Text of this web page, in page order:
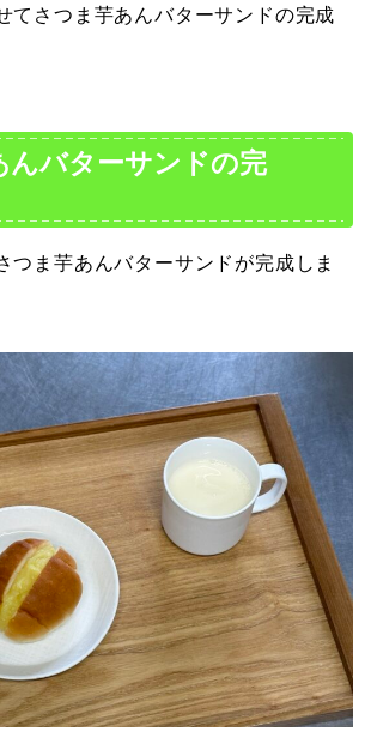
てさつま芋あんバターサンドの完成
んバターサンドの完
つま芋あんバターサンドが完成しま